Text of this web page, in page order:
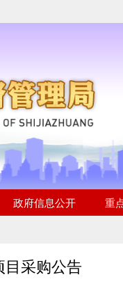
目采购公告